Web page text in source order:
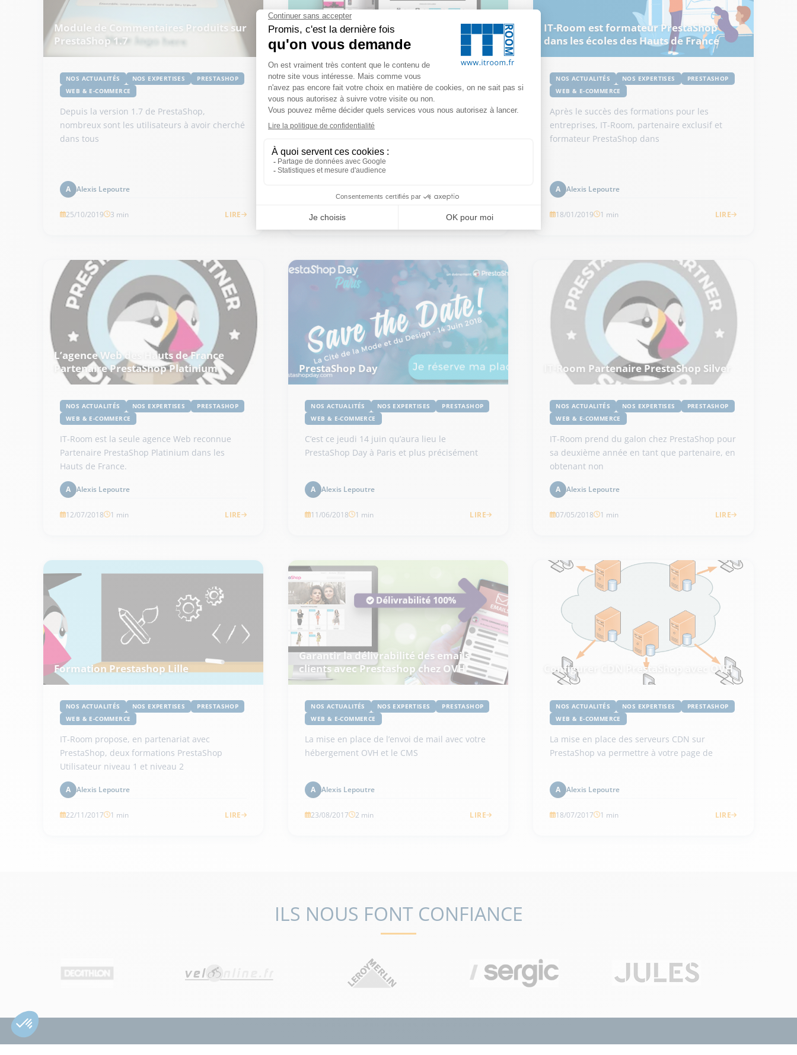
Module de Commentaires Produits sur
PrestaShop 1.7
NOS ACTUALITÉS NOS EXPERTISES
PRESTASHOP
WEB & E-COMMERCE
Depuis la version 1.7 de PrestaShop,
nombreux sont les utilisateurs à avoir cherché
dans tous
A Alexis Lepoutre
25/10/2019 3 min LIRE
Lady Gun Shop
B2C NOS CLIENTS
NOS EXPERTISES
PRESTASHOP
WEB & E-COMMERCE
Découvrez Lady Gun Shop, boutique en ligne
PrestaShop au design rose et féminin,
femmes. Un projet e-commerce sur-mesure
réalisé par IT-Room.
09/05/2019 LIRE
IT-Room est formateur PrestaShop
dans les écoles des Hauts de France
NOS ACTUALITÉS NOS EXPERTISES
PRESTASHOP
WEB & E-COMMERCE
Après le succès des formations pour les
entreprises, IT-Room, partenaire exclusif et
formateur PrestaShop dans
A Alexis Lepoutre
18/01/2019 1 min LIRE
L’agence Web des Hauts de France
Partenaire PrestaShop Platinium
NOS ACTUALITÉS NOS EXPERTISES
PRESTASHOP
WEB & E-COMMERCE
IT-Room est la seule agence Web reconnue
Partenaire PrestaShop Platinium dans les
Hauts de France.
A Alexis Lepoutre
12/07/2018 1 min LIRE
PrestaShop Day
NOS ACTUALITÉS NOS EXPERTISES
PRESTASHOP
WEB & E-COMMERCE
C’est ce jeudi 14 juin qu’aura lieu le
PrestaShop Day à Paris et plus précisément
A Alexis Lepoutre
11/06/2018 1 min LIRE
IT-Room Partenaire PrestaShop Silver
NOS ACTUALITÉS NOS EXPERTISES
PRESTASHOP
WEB & E-COMMERCE
IT-Room prend du galon chez PrestaShop pour
sa deuxième année en tant que partenaire, en
obtenant non
A Alexis Lepoutre
07/05/2018 1 min LIRE
Formation Prestashop Lille
NOS ACTUALITÉS NOS EXPERTISES
PRESTASHOP
WEB & E-COMMERCE
IT-Room propose, en partenariat avec
PrestaShop, deux formations PrestaShop
Utilisateur niveau 1 et niveau 2
A Alexis Lepoutre
22/11/2017 1 min LIRE
Garantir la délivrabilité des emails
clients avec Prestashop chez OVH
NOS ACTUALITÉS NOS EXPERTISES
PRESTASHOP
WEB & E-COMMERCE
La mise en place de l’envoi de mail avec votre
hébergement OVH et le CMS
A Alexis Lepoutre
23/08/2017 2 min LIRE
Configurer CDN PrestaShop avec OVH
NOS ACTUALITÉS NOS EXPERTISES
PRESTASHOP
WEB & E-COMMERCE
La mise en place des serveurs CDN sur
PrestaShop va permettre à votre page de
A Alexis Lepoutre
18/07/2017 1 min LIRE
ILS NOUS FONT CONFIANCE